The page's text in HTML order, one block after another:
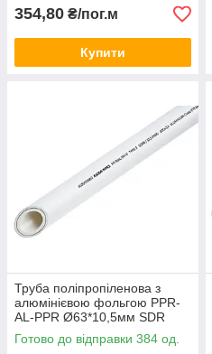
354,80 ₴/пог.м
Купити
Труба поліпропіленова з
алюмінієвою фольгою PPR-
AL-PPR Ø63*10,5мм SDR
6.0/S2.5/PN25 білого кольору
(кратно 4м.п.) Asco®
Готово до відправки 384 од.